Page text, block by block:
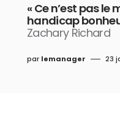
« Ce n’est pas le
handicap
Zachary Richard
par lemanager 23